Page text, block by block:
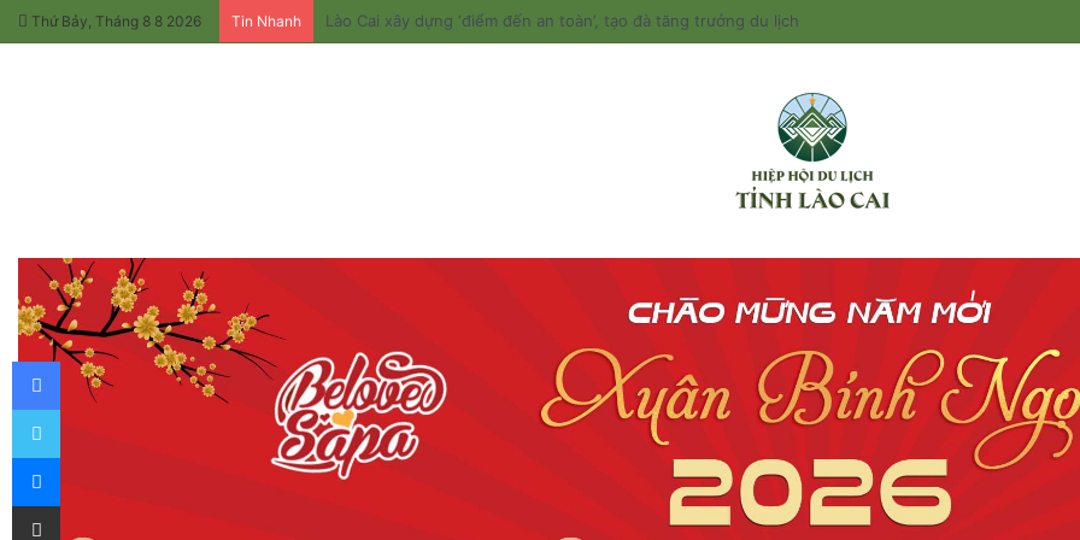
Thứ Bảy, Tháng 8 8 2026 Tin Nhanh Lào Cai xây dựng ‘điểm đến an toàn’, tạo đà tăng trưởng du lịch
Facebook
Twitter
Messenger
Chia sẻ qua email